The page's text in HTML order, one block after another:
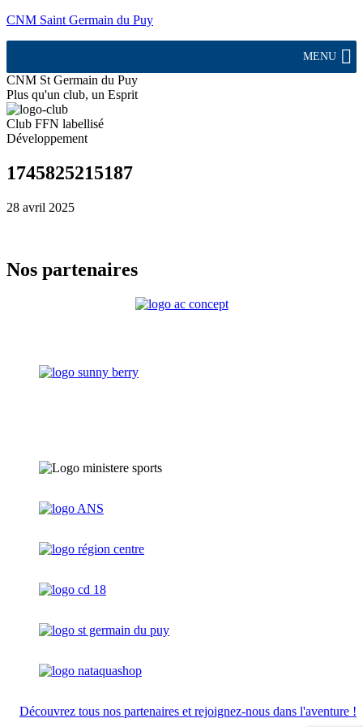
CNM Saint Germain du Puy
MENU
CNM St Germain du Puy
Plus qu'un club, un Esprit
Club FFN labellisé
Développement
1745825215187
28 avril 2025
Nos partenaires
Découvrez tous nos partenaires et rejoignez-nous dans l'aventure !